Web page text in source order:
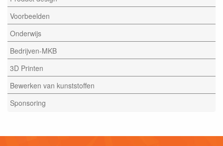
Voorbeelden
Onderwijs
Bedrijven-MKB
3D Printen
Bewerken van kunststoffen
Sponsoring